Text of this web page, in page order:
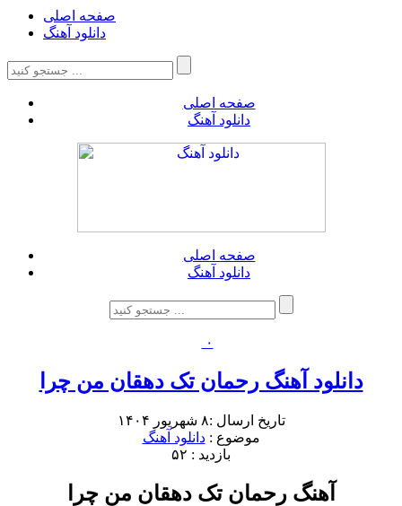
صفحه اصلی
دانلود آهنگ
صفحه اصلی
دانلود آهنگ
صفحه اصلی
دانلود آهنگ
۰
دانلود آهنگ رحمان تک دهقان من چرا
تاریخ ارسال :۸ شهریور ۱۴۰۴
موضوع :دانلود آهنگ
بازدید : ۵۲
آهنگ رحمان تک دهقان من چرا